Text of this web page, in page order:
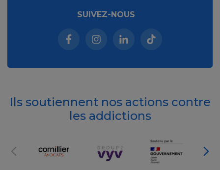
SUIVEZ-NOUS
Facebook (nouvelle fenêtre)
Instagram (nouvelle fenêtre)
Linkedin (nouvelle
Tiktok (nouvelle
Ils soutiennent nos actions contre
les addictions